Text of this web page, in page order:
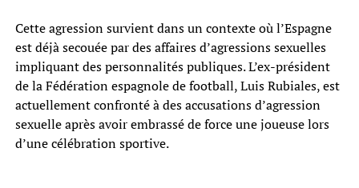
Cette agression survient dans un contexte où l’Espagne
est déjà secouée par des affaires d’agressions sexuelles
impliquant des personnalités publiques. L’ex-président
de la Fédération espagnole de football, Luis Rubiales, est
actuellement confronté à des accusations d’agression
sexuelle après avoir embrassé de force une joueuse lors
d’une célébration sportive.